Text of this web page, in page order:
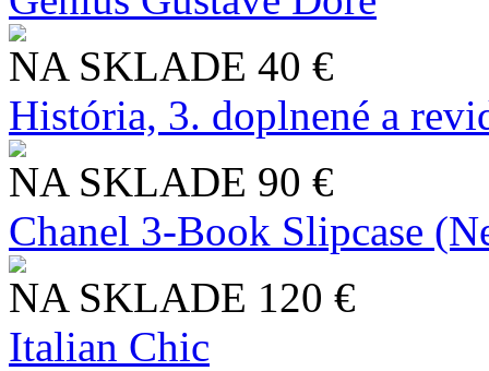
NA SKLADE 40 €
História, 3. doplnené a
NA SKLADE 90 €
Chanel 3-Book Slipcase
NA SKLADE 120 €
Italian Chic